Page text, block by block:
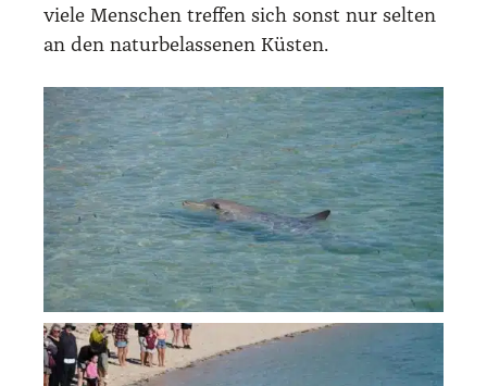
vie­le Men­schen tref­fen sich sonst nur sel­ten
an den natur­be­las­se­nen Küs­ten.